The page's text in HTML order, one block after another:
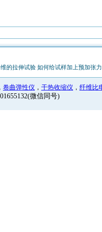
的拉伸试验 如何给试样加上预加张力